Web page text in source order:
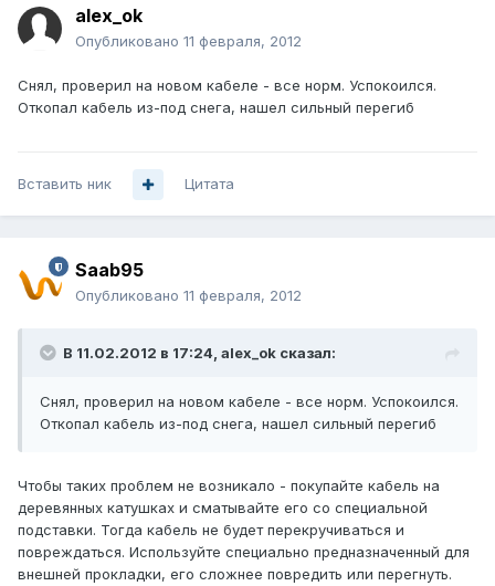
alex_ok
Опубликовано 11 февраля, 2012
Снял, проверил на новом кабеле - все норм. Успокоился.
Откопал кабель из-под снега, нашел сильный перегиб
Вставить ник Цитата
Saab95
Опубликовано 11 февраля, 2012
В 11.02.2012 в 17:24, alex_ok сказал:
Снял, проверил на новом кабеле - все норм. Успокоился.
Откопал кабель из-под снега, нашел сильный перегиб
Чтобы таких проблем не возникало - покупайте кабель на
деревянных катушках и сматывайте его со специальной
подставки. Тогда кабель не будет перекручиваться и
повреждаться. Используйте специально предназначенный для
внешней прокладки, его сложнее повредить или перегнуть.